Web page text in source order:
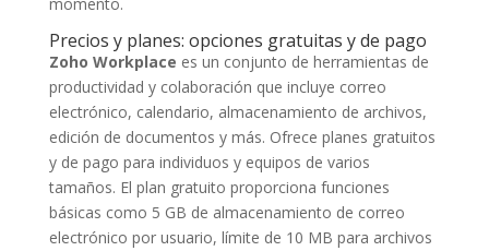
Precios y planes: opciones gratuitas y de pago
Zoho Workplace es un conjunto de herramientas de
productividad y colaboración que incluye correo
electrónico, calendario, almacenamiento de archivos,
edición de documentos y más. Ofrece planes gratuitos
y de pago para individuos y equipos de varios
tamaños. El plan gratuito proporciona funciones
básicas como 5 GB de almacenamiento de correo
electrónico por usuario, límite de 10 MB para archivos